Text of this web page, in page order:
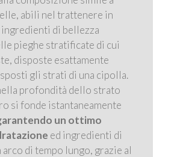
abili nel trattenere in
di bellezza
pieghe stratificate di cui
disposte esattamente
gli strati di una cipolla.
profondità dello strato
si fonde istantaneamente
un ottimo
ed ingredienti di
arco di tempo lungo, grazie al